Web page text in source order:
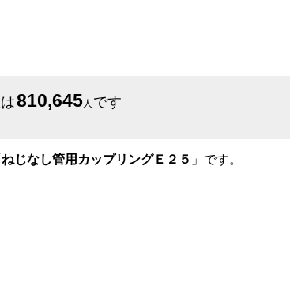
810,645人 です
ねじなし管用カップリングＥ２５ 」です。